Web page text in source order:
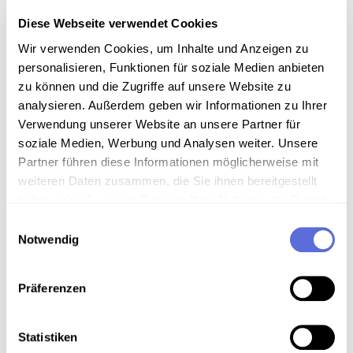
Diese Webseite verwendet Cookies
Wir verwenden Cookies, um Inhalte und Anzeigen zu
personalisieren, Funktionen für soziale Medien anbieten
zu können und die Zugriffe auf unsere Website zu
analysieren. Außerdem geben wir Informationen zu Ihrer
Verwendung unserer Website an unsere Partner für
soziale Medien, Werbung und Analysen weiter. Unsere
Partner führen diese Informationen möglicherweise mit
weiteren Daten zusammen, die Sie ihnen bereitgestellt
Notwendig
Präferenzen
Statistiken
Information
Sammlungsgeschichte
Sammlung Audio-Eigenaufnahmen der Österreichischen
Mediathek
Verortung in der digitalen Sammlung